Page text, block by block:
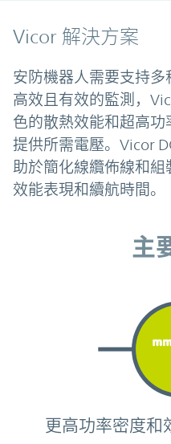
Vicor 解決方案
安防機器人需要支持
高效且有效的監測，
色的散熱效能和超高
提供所需電壓。Vicor
助於簡化線纜佈線和組
效能表現和續航時間。
主
更高功率密度和